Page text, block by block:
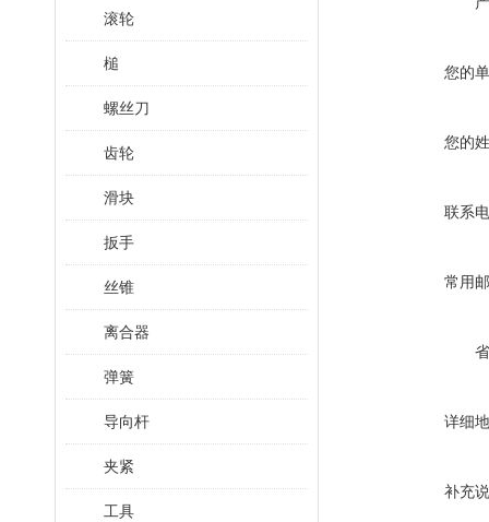
滚轮
槌
螺丝刀
齿轮
滑块
扳手
丝锥
离合器
弹簧
导向杆
夹紧
工具
您的
您的
联系
常用
详细
补充